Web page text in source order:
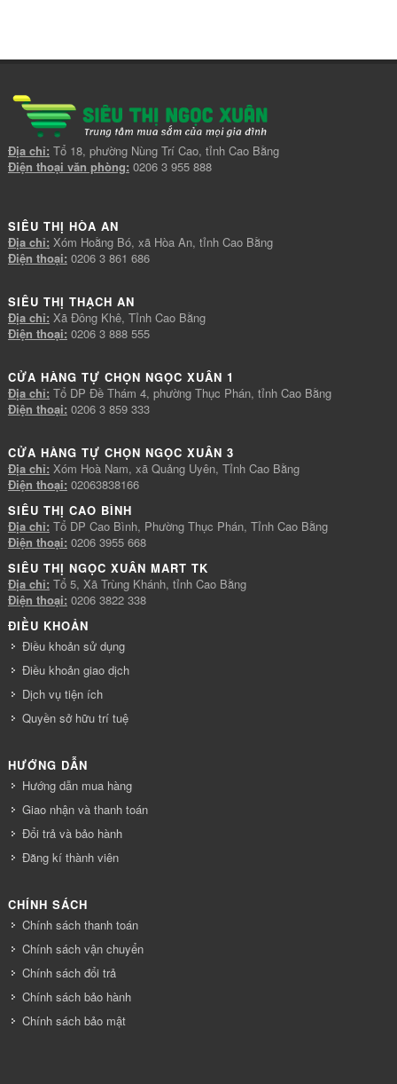
Địa chỉ: Tổ 18, phường Nùng Trí Cao, tỉnh Cao Bằng
Điện thoại văn phòng: 0206 3 955 888
SIÊU THỊ HÒA AN
Địa chỉ: Xóm Hoằng Bó, xã Hòa An, tỉnh Cao Bằng
Điện thoại: 0206 3 861 686
SIÊU THỊ THẠCH AN
Địa chỉ: Xã Đông Khê, Tỉnh Cao Bằng
Điện thoại: 0206 3 888 555
CỬA HÀNG TỰ CHỌN NGỌC XUÂN 1
Địa chỉ: Tổ DP Đề Thám 4, phường Thục Phán, tỉnh Cao Bằng
Điện thoại: 0206 3 859 333
CỬA HÀNG TỰ CHỌN NGỌC XUÂN 3
Địa chỉ: Xóm Hoà Nam, xã Quảng Uyên, Tỉnh Cao Bằng
Điện thoại: 02063838166
SIÊU THỊ CAO BÌNH
Địa chỉ: Tổ DP Cao Bình, Phường Thục Phán, Tỉnh Cao Bằng
Điện thoại: 0206 3955 668
SIÊU THỊ NGỌC XUÂN MART TK
Địa chỉ: Tổ 5, Xã Trùng Khánh, tỉnh Cao Bằng
Điện thoại: 0206 3822 338
ĐIỀU KHOẢN
Điều khoản sử dụng
Điều khoản giao dịch
Dịch vụ tiện ích
Quyền sở hữu trí tuệ
HƯỚNG DẪN
Hướng dẫn mua hàng
Giao nhận và thanh toán
Đổi trả và bảo hành
Đăng kí thành viên
CHÍNH SÁCH
Chính sách thanh toán
Chính sách vận chuyển
Chính sách đổi trả
Chính sách bảo hành
Chính sách bảo mật